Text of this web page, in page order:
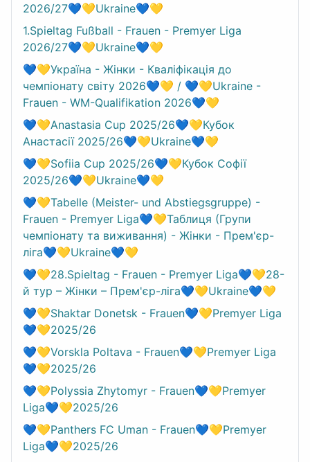
2026/27💙💛Ukraine💙💛
1.Spieltag Fußball - Frauen - Premyer Liga
2026/27💙💛Ukraine💙💛
💙💛Україна - Жінки - Кваліфікація до
чемпіонату світу 2026💙💛 / 💙💛Ukraine -
Frauen - WM-Qualifikation 2026💙💛
💙💛Anastasia Cup 2025/26💙💛Кубок
Анастасії 2025/26💙💛Ukraine💙💛
💙💛Sofiia Cup 2025/26💙💛Кубок Софії
2025/26💙💛Ukraine💙💛
💙💛Tabelle (Meister- und Abstiegsgruppe) -
Frauen - Premyer Liga💙💛Таблиця (Групи
чемпіонату та виживання) - Жінки - Прем'єр-
ліга💙💛Ukraine💙💛
💙💛28.Spieltag - Frauen - Premyer Liga💙💛28-
й тур – Жінки – Прем'єр-ліга💙💛Ukraine💙💛
💙💛Shaktar Donetsk - Frauen💙💛Premyer Liga
💙💛2025/26
💙💛Vorskla Poltava - Frauen💙💛Premyer Liga
💙💛2025/26
💙💛Polyssia Zhytomyr - Frauen💙💛Premyer
Liga💙💛2025/26
💙💛Panthers FC Uman - Frauen💙💛Premyer
Liga💙💛2025/26